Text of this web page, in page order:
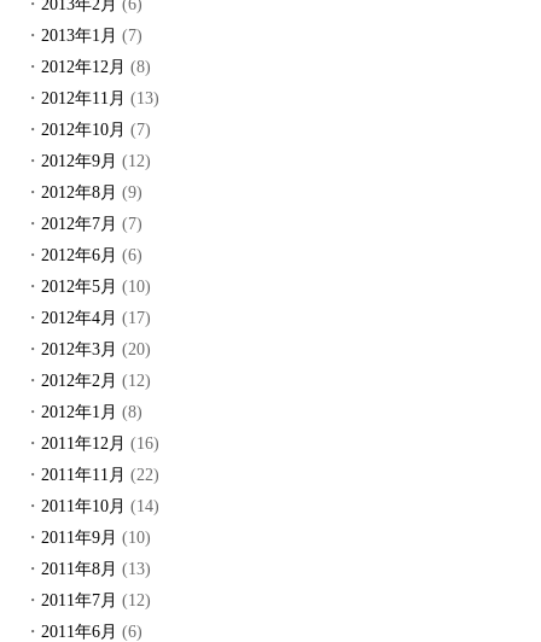
2013年2月 (6)
2013年1月 (7)
2012年12月 (8)
2012年11月 (13)
2012年10月 (7)
2012年9月 (12)
2012年8月 (9)
2012年7月 (7)
2012年6月 (6)
2012年5月 (10)
2012年4月 (17)
2012年3月 (20)
2012年2月 (12)
2012年1月 (8)
2011年12月 (16)
2011年11月 (22)
2011年10月 (14)
2011年9月 (10)
2011年8月 (13)
2011年7月 (12)
2011年6月 (6)